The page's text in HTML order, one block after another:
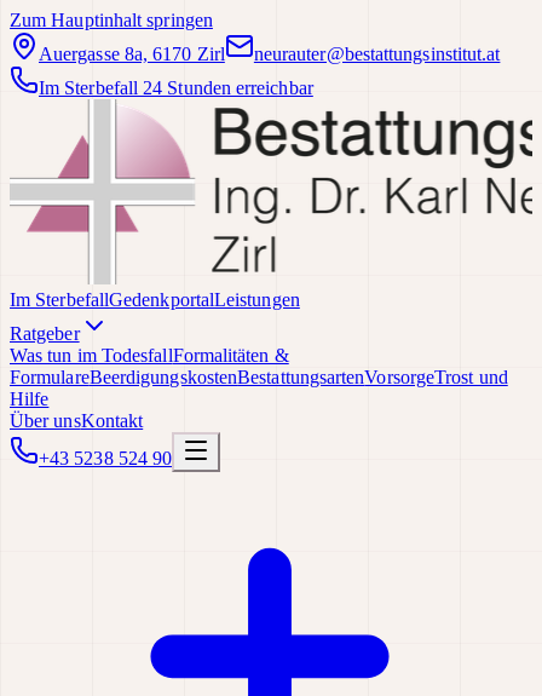
Zum Hauptinhalt springen
Auergasse 8a, 6170 Zirl
neurauter@bestattungsinstitut.at
Im Sterbefall 24 Stunden erreichbar
Im SterbefallGedenkportalLeistungen
Ratgeber
Was tun im TodesfallFormalitäten &
FormulareBeerdigungskostenBestattungsartenVorsorgeTrost und
Hilfe
Über unsKontakt
+43 5238 524 90